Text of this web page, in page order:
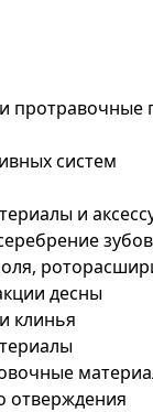
протравочные
систем
и
десны
клинья
отверждения